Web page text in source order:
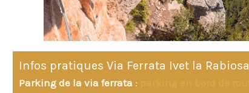
Infos pratiques Via Ferrata Ivet la Rabiosa
Parking de la via ferrata :